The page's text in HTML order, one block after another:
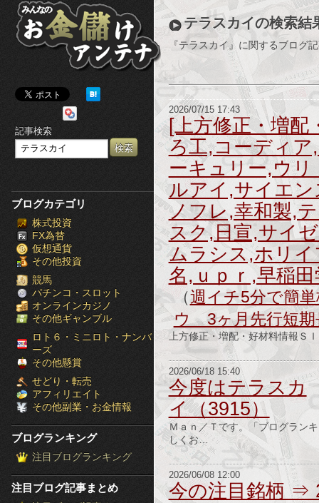
み
ん
な
の
お
金
儲
け
ア
ン
テ
ナ
［ブ
ロ
グ
ラ
ン
キ
記事検索
ブログカテゴリ
株式投資
FX為替
仮想通貨
その他投資
競馬
パチンコ・スロット
オンラインカジノ
その他ギャンブル
ロト６・ミニロト・ナンバ
ーズ
その他懸賞
せどり・転売
アフィリエイト
その他副業・お金情報
ブログランキング
注目ブログランキング
注目ブログ記事まとめ
テラスカイの検索結
『テラスカイ』に関するブログ
2026/07/15 17:43
[上方修正・増
ろ工,コーディ
ーキュリー,ウ
ルアイ,サイエ
ノフレ,幸和製,
スク,日宣,サイ
ムラシス,ホリイ
名,ｕｐｒ,早稲
（週イチ5分で簡
ウ 3ヶ月先行短期
上方修正・増配・好材料情報Ｓ
2026/06/18 15:40
今度はテラスカ
イ（3915）
Ｍａｎ／Ｔです。「ブログラン
しくお…
2026/06/08 12:00
今の注目銘柄 ⇒